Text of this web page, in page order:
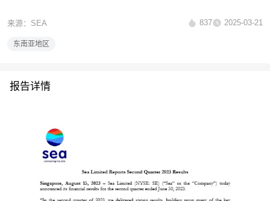
来源：SEA 837 2025-03-21
东南亚地区
报告详情